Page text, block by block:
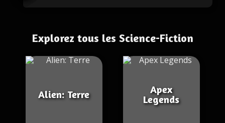
Explorez tous les Science-Fiction
Alien: Terre
Apex
Legends